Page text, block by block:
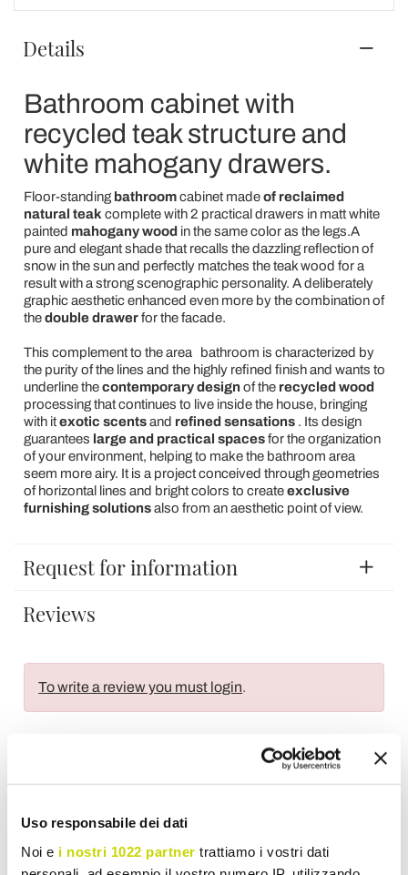
Uso responsabile dei dati
Noi e i nostri 1022 partner trattiamo i vostri dati
Details
Bathroom cabinet with
recycled teak structure and
white mahogany drawers.
Floor-standing bathroomcabinet madeof reclaimed
natural teak complete with 2 practical drawers in matt white
painted mahogany wood in the same color as the legs.A
pure and elegant shade that recalls the dazzling reflection of
snow in the sun and perfectly matches the teak wood for a
result with a strong scenographic personality. A deliberately
graphic aesthetic enhanced even more by the combination of
thedouble drawerfor the facade.
This complement to the area
bathroom is characterized by
the purity of the lines and the highly refined finish and wants to
underline thecontemporary design of the recycled wood
processing that continues to live inside the house, bringing
with itexotic scentsand refined sensations. Its design
guarantees large and practical spacesfor the organization
of your environment, helping to make the bathroom area
seem more airy. It is a project conceived through geometries
of horizontal lines and bright colors to createexclusive
furnishing solutionsalso from an aesthetic point of view.
Request for information
Reviews
To write a review you must login.